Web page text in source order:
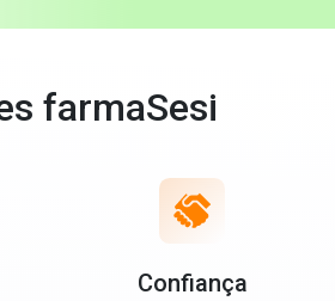
farmaSesi
Confiança